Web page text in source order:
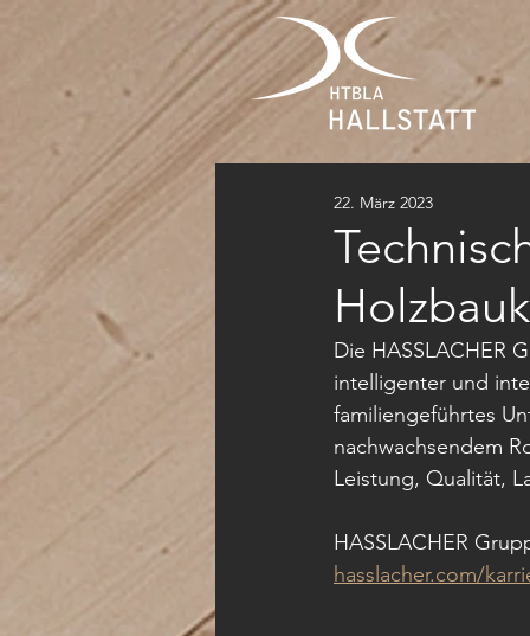
22. März 2023
Die HASSLACHER
intelligenter und
familiengeführtes
nachwachsendem
Leistung, Qualität,
HASSLACHER
hasslacher.com/